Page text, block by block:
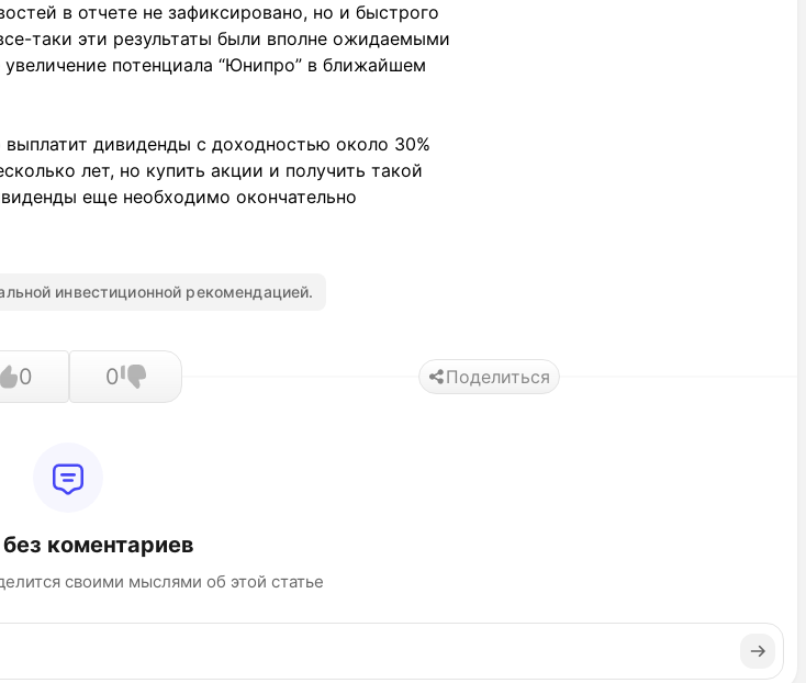
в отчете не зафиксировано, но и быстрого
таки эти результаты были вполне ожидаемыми
потенциала “Юнипро” в ближайшем
дивиденды с доходностью около 30%
лет, но купить акции и получить такой
еще необходимо окончательно
инвестиционной рекомендацией.
0 0 Поделиться
коментариев
своими мыслями об этой статье